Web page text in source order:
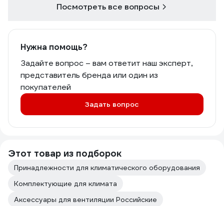
Посмотреть все вопросы
Нужна помощь?
Задайте вопрос – вам ответит наш эксперт,
представитель бренда или один из
покупателей
Задать вопрос
Этот товар из подборок
Принадлежности для климатического оборудования
Комплектующие для климата
Аксессуары для вентиляции Российские